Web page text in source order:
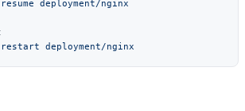
resume
restart